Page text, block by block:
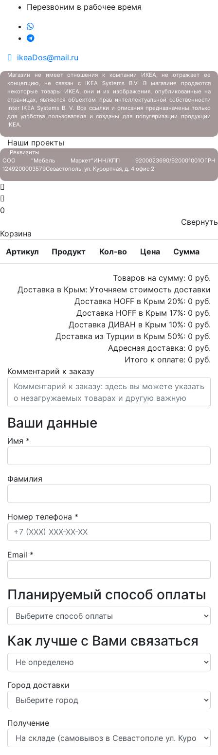
Перезвоним в рабочее время
ikeaDos@mail.ru
Магазин не имеет отношения к компании ИКЕА, не отражает ее
концепцию, не связан с IKEA Systems B.V. В магазине продаются
некоторые товары ИКЕА, они и их изображения, опубликованные на
страницах, являются объектом прав интеллектуальной собственности
Inter IKEA Systems B. V. Все ссылки и описания предназначены только
для удобства пользователя и созданы для популяризации продукции
IKEA.
Наши проекты
Реквизиты
ООО "Мебель Маркет"ИНН/КПП 9200023690/920001001ОГРН
1249200003579Севастополь, ул. Курортная, д. 4 офис 2
0
Свернуть
Корзина
Артикул
Продукт Кол-во Цена Сумма
Товаров на сумму: 0 руб.
Доставка в Крым: Уточняем стоимость доставки
Доставка HOFF в Крым 20%: 0 руб.
Доставка HOFF в Крым 17%: 0 руб.
Доставка ДИВАН в Крым 10%: 0 руб.
Доставка из Турции в Крым 50%: 0 руб.
Адресная доставка: 0 руб.
Итого к оплате: 0 руб.
Комментарий к заказу
Ваши данные
Имя *
Фамилия
Номер телефона *
Email *
Планируемый способ оплаты
Как лучше с Вами связаться
Город доставки
Получение